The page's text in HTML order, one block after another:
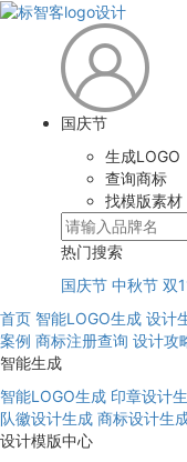
国庆节
生成LOGO
查询商标
找模版素材
热门搜索
国庆节 中秋节 双
首页 智能LOGO生成 设计
案例 商标注册查询 设计攻
智能生成
智能LOGO生成 印章设计
队徽设计生成 商标设计生
设计模版中心